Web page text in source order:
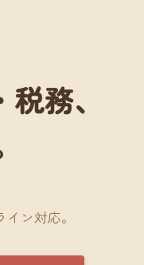
務、
ン対応。